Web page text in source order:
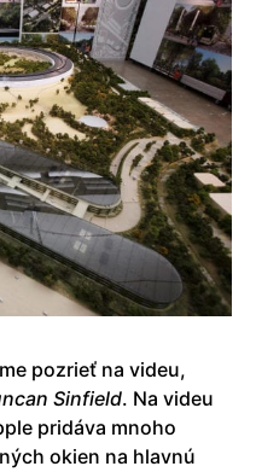
pozrieť na videu,
Sinfield. Na videu
pridáva mnoho
okien na hlavnú